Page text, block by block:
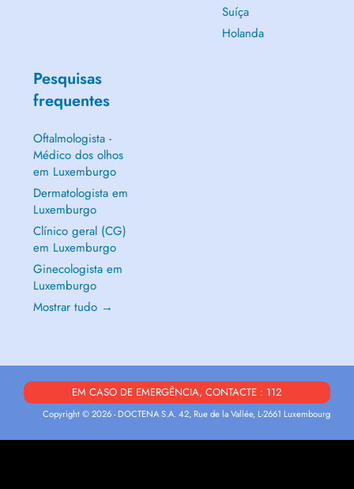
Suíça
Holanda
Pesquisas
frequentes
Oftalmologista -
Médico dos olhos
em Luxemburgo
Dermatologista em
Luxemburgo
Clínico geral (CG)
em Luxemburgo
Ginecologista em
Luxemburgo
Mostrar tudo →
EM CASO DE EMERGÊNCIA, CONTACTE : 112
Copyright © 2026 - DOCTENA S.A. 42, Rue de la Vallée, L-2661 Luxembourg